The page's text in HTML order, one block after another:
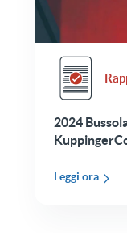
2024
Leggi ora